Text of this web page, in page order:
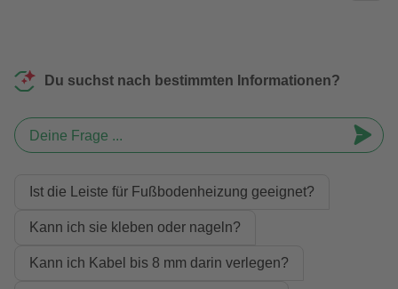
Du suchst nach bestimmten Informationen?
Deine Frage ...
Ist die Leiste für Fußbodenheizung geeignet?
Kann ich sie kleben oder nageln?
Kann ich Kabel bis 8 mm darin verlegen?